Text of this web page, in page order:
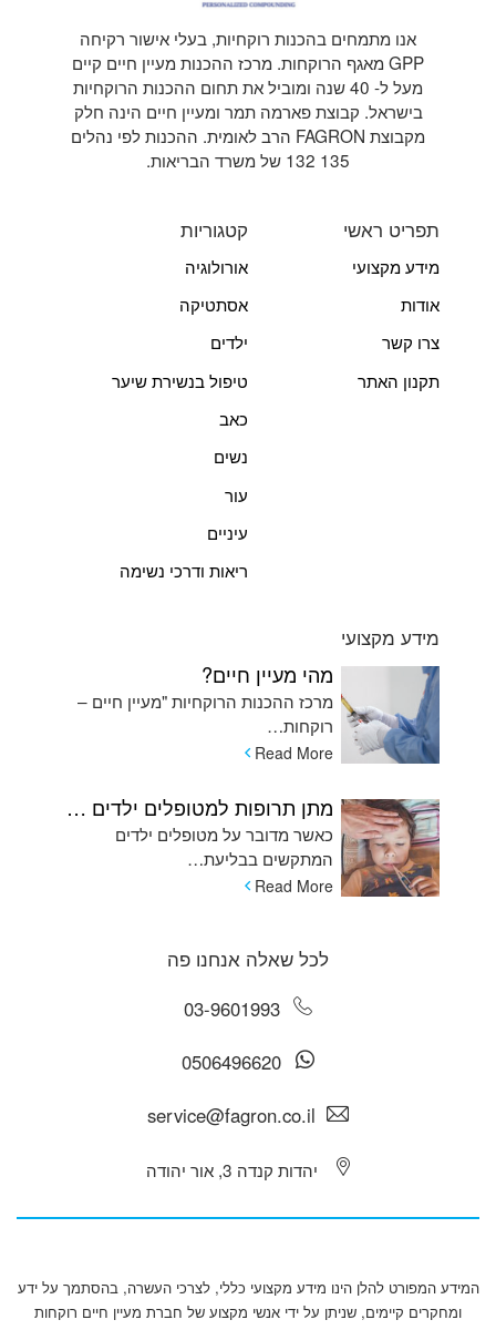
אנו מתמחים בהכנות רוקחיות, בעלי אישור רקיחה
GPP מאגף הרוקחות. מרכז ההכנות מעיין חיים קיים
מעל ל- 40 שנה ומוביל את תחום ההכנות הרוקחיות
בישראל. קבוצת פארמה תמר ומעיין חיים הינה חלק
מקבוצת FAGRON הרב לאומית. ההכנות לפי נהלים
135 132 של משרד הבריאות.
תפריט ראשי
מידע מקצועי
אודות
צרו קשר
תקנון האתר
קטגוריות
אורולוגיה
אסתטיקה
ילדים
טיפול בנשירת שיער
כאב
נשים
עור
עיניים
ריאות ודרכי נשימה
מידע מקצועי
מהי מעיין חיים?
מרכז ההכנות הרוקחיות "מעיין חיים –
רוקחות…
Read More
מתן תרופות למטופלים ילדים המתקשים בשימוש בכדורים ומהן האלטרנטיבות
כאשר מדובר על מטופלים ילדים
המתקשים בבליעת…
Read More
לכל שאלה אנחנו פה
03-9601993
0506496620
service@fagron.co.il
יהדות קנדה 3, אור יהודה
המידע המפורט להלן הינו מידע מקצועי כללי, לצרכי העשרה, בהסתמך על ידע
ומחקרים קיימים, שניתן על ידי אנשי מקצוע של חברת מעיין חיים רוקחות